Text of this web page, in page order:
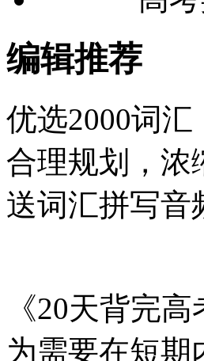
编辑推荐
优选2000词
合理规划，浓
送词汇拼写音
《20天背完
为需要在短期